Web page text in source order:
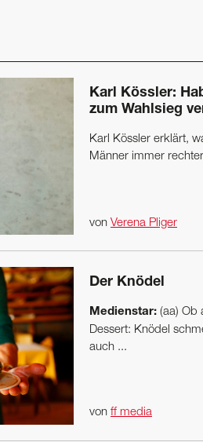
Karl Kössler:
zum Wahlsieg
Karl Kössler erklärt,
Männer immer
von Verena Pliger
Der Knödel
Medienstar: (aa) Ob
Dessert: Knödel
auch ...
von ff media